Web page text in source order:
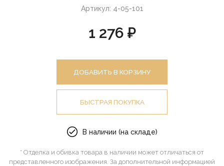
Артикул: 4-05-101
1 276 ₽
ДОБАВИТЬ В КОРЗИНУ
БЫСТРАЯ ПОКУПКА
В наличии (на складе)
* Отделка и обивка товара в наличии может отличаться от
представленного изображения. За дополнительной информацией